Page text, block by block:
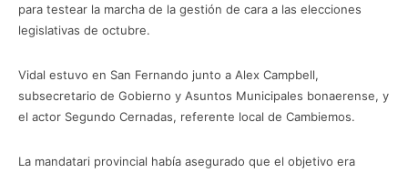
para testear la marcha de la gestión de cara a las elecciones
legislativas de octubre.
Vidal estuvo en San Fernando junto a Alex Campbell,
subsecretario de Gobierno y Asuntos Municipales bonaerense, y
el actor Segundo Cernadas, referente local de Cambiemos.
La mandatari provincial había asegurado que el objetivo era